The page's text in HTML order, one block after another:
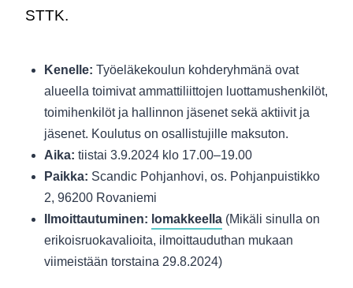
STTK.
Kenelle: Työeläkekoulun kohderyhmänä ovat
alueella toimivat ammattiliittojen luottamushenkilöt,
toimihenkilöt ja hallinnon jäsenet sekä aktiivit ja
jäsenet. Koulutus on osallistujille maksuton.
Aika: tiistai 3.9.2024 klo 17.00–19.00
Paikka: Scandic Pohjanhovi, os. Pohjanpuistikko
2, 96200 Rovaniemi
Ilmoittautuminen: lomakkeella (Mikäli sinulla on
erikoisruokavalioita, ilmoittauduthan mukaan
viimeistään torstaina 29.8.2024)